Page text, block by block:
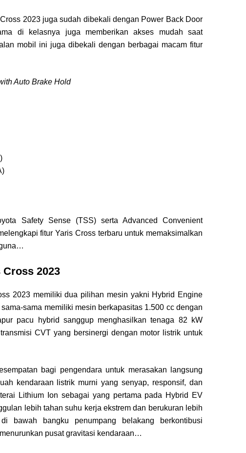
2023 juga sudah dibekali dengan Power Back Door
di kelasnya juga memberikan akses mudah saat
mobil ini juga dibekali dengan berbagai macam fitur
Auto Brake Hold
Safety Sense (TSS) serta Advanced Convenient
fitur Yaris Cross terbaru untuk memaksimalkan
2023
2023 memiliki dua pilihan mesin yakni Hybrid Engine
sama memiliki mesin berkapasitas 1.500 cc dengan
pacu hybrid sanggup menghasilkan tenaga 82 kW
CVT yang bersinergi dengan motor listrik untuk
bagi pengendara untuk merasakan langsung
kendaraan listrik murni yang senyap, responsif, dan
Lithium Ion sebagai yang pertama pada Hybrid EV
lebih tahan suhu kerja ekstrem dan berukuran lebih
bawah bangku penumpang belakang berkontibusi
pusat gravitasi kendaraan…